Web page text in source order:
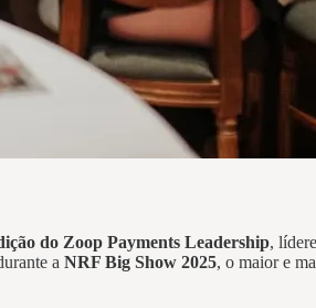
do Zoop Payments Leadership,
a NRF Big Show 2025, o maior e